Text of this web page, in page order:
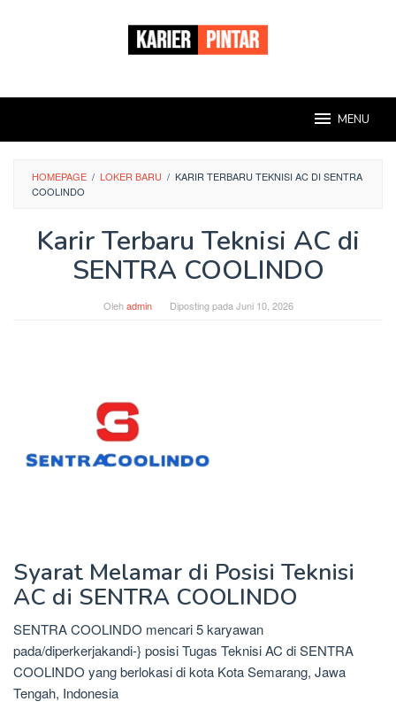
MENU
HOMEPAGE / LOKER BARU / KARIR TERBARU TEKNISI AC DI SENTRA
COOLINDO
Karir Terbaru Teknisi AC di
SENTRA COOLINDO
Olehadmin Diposting pada Juni 10, 2026
Syarat Melamar di Posisi Teknisi
AC di SENTRA COOLINDO
SENTRA COOLINDO mencari 5 karyawan
pada/diperkerjakandi-} posisi Tugas Teknisi AC di SENTRA
COOLINDO yang berlokasi di kota Kota Semarang, Jawa
Tengah, Indonesia